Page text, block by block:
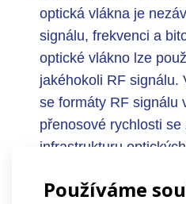
Používáme
optická vlákna je
signálu, frekvenci a
optické vlákno lze
jakéhokoli RF signálu.
se formáty RF signálu
přenosové rychlosti
infrastrukturu
může dokonce